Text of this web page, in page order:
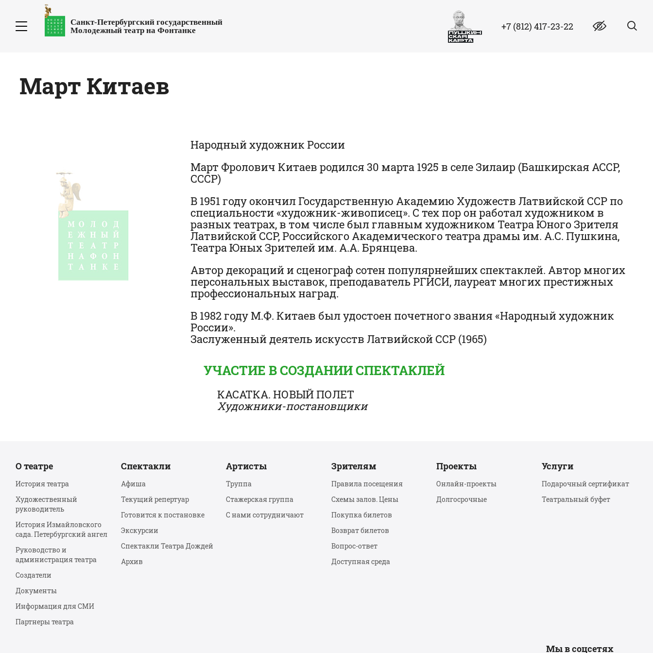
Санкт-Петербургский государственный
Молодежный театр на Фонтанке
+7 (812) 417-23-22
Март Китаев
Народный художник России
Март Фролович Китаев родился 30 марта 1925 в селе Зилаир (Башкирская АССР,
СССР)
В 1951 году окончил Государственную Академию Художеств Латвийской ССР по
специальности «художник-живописец». С тех пор он работал художником в
разных театрах, в том числе был главным художником Театра Юного Зрителя
Латвийской ССР, Российского Академического театра драмы им. А.С. Пушкина,
Театра Юных Зрителей им. А.А. Брянцева.
Автор декораций и сценограф сотен популярнейших спектаклей. Автор многих
персональных выставок, преподаватель РГИСИ, лауреат многих престижных
профессиональных наград.
В 1982 году М.Ф. Китаев был удостоен почетного звания «Народный художник
России».
Заслуженный деятель искусств Латвийской ССР (1965)
УЧАСТИЕ В СОЗДАНИИ СПЕКТАКЛЕЙ
КАСАТКА. НОВЫЙ ПОЛЕТ
Художники-постановщики
О театре
История театра
Художественный
руководитель
История Измайловского
сада. Петербургский ангел
Руководство и
администрация театра
Создатели
Документы
Информация для СМИ
Партнеры театра
Спектакли
Афиша
Текущий репертуар
Готовится к постановке
Экскурсии
Спектакли Театра Дождей
Архив
Артисты
Труппа
Стажерская группа
С нами сотрудничают
Зрителям
Правила посещения
Схемы залов. Цены
Покупка билетов
Возврат билетов
Вопрос-ответ
Доступная среда
Проекты
Онлайн-проекты
Долгосрочные
Услуги
Подарочный сертификат
Театральный буфет
Мы в соцсетях